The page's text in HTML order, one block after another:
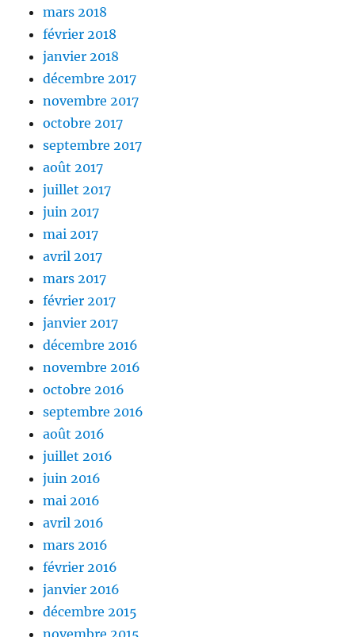
mars 2018
février 2018
janvier 2018
décembre 2017
novembre 2017
octobre 2017
septembre 2017
août 2017
juillet 2017
juin 2017
mai 2017
avril 2017
mars 2017
février 2017
janvier 2017
décembre 2016
novembre 2016
octobre 2016
septembre 2016
août 2016
juillet 2016
juin 2016
mai 2016
avril 2016
mars 2016
février 2016
janvier 2016
décembre 2015